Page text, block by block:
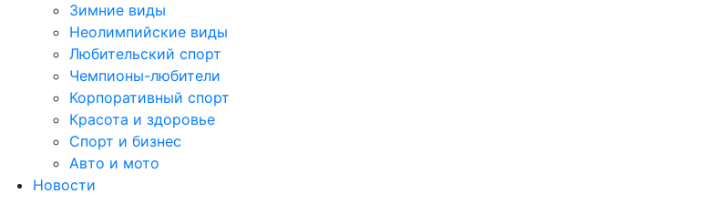
Зимние виды
Неолимпийские виды
Любительский спорт
Чемпионы-любители
Корпоративный спорт
Красота и здоровье
Спорт и бизнес
Авто и мото
Новости